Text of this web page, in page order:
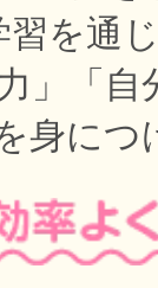
習を通
」「
身につ